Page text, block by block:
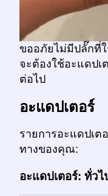
ขออภัยไม่มีปลั๊กที่
จะต้องใช้อะแดปเ
ต่อไป
อะแดปเตอร์
รายการอะแดปเ
ทางของคุณ:
อะแดปเตอร์: ทั่วไ